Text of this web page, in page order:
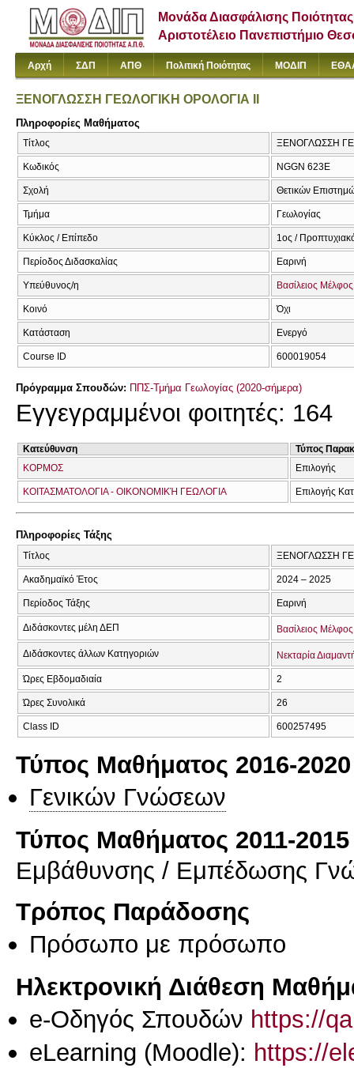
Μονάδα Διασφάλισης Ποιότητας
Αριστοτέλειο Πανεπιστήμιο
Αρχή ΣΔΠ ΑΠΘ Πολιτική Ποιότητας ΜΟΔΙΠ
ΞΕΝΟΓΛΩΣΣΗ ΓΕΩΛΟΓΙΚΗ ΟΡΟΛΟΓΙΑ ΙΙ
Πληροφορίες Μαθήματος
Τίτλος ΞΕΝΟΓΛΩΣΣΗ
Κωδικός NGGN 623E
Σχολή Θετικών
Τμήμα Γεωλογίας
Κύκλος / Επίπεδο 1ος /
Περίοδος Διδασκαλίας Εαρινή
Υπεύθυνος/η Βασίλειος Μέλφος
Κοινό Όχι
Κατάσταση Ενεργό
Course ID 600019054
Πρόγραμμα Σπουδών: ΠΠΣ-Τμήμα Γεωλογίας (2020-σήμερα)
Εγγεγραμμένοι φοιτητές: 164
Κατεύθυνση
Τύπος
ΚΟΡΜΟΣ
Επιλογής
ΚΟΙΤΑΣΜΑΤΟΛΟΓΙΑ - ΟΙΚΟΝΟΜΙΚΉ ΓΕΩΛΟΓΙΑ Επιλογής
Πληροφορίες Τάξης
Τίτλος ΞΕΝΟΓΛΩΣΣΗ
Ακαδημαϊκό Έτος 2024 – 2025
Περίοδος Τάξης Εαρινή
Διδάσκοντες μέλη ΔΕΠ Βασίλειος Μέλφος
Διδάσκοντες άλλων Κατηγοριών Νεκταρία
Ώρες Εβδομαδιαία 2
Ώρες Συνολικά 26
Class ID 600257495
Τύπος Μαθήματος 2016-2020
Γενικών Γνώσεων
Τύπος Μαθήματος 2011-2015
Εμβάθυνσης / Εμπέδωσης
Τρόπος Παράδοσης
Πρόσωπο με πρόσωπο
Ηλεκτρονική Διάθεση
e-Οδηγός Σπουδών https://
eLearning (Moodle): https://